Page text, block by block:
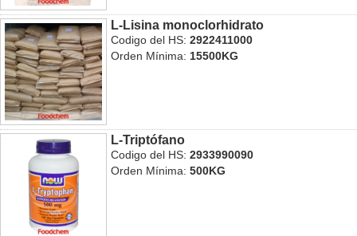
L-Lisina monoclorhidrato
Codigo del HS:2922411000
Orden Mínima: 15500KG
L-Triptófano
Codigo del HS:2933990090
Orden Mínima:500KG